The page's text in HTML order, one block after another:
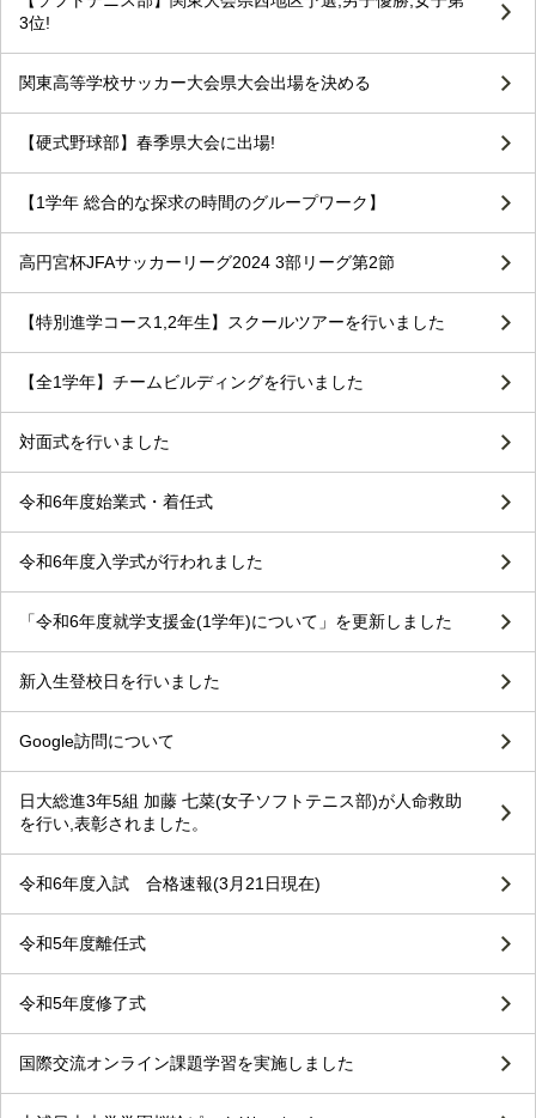
3位!
関東高等学校サッカー大会県大会出場を決める
【硬式野球部】春季県大会に出場!
【1学年 総合的な探求の時間のグループワーク】
高円宮杯JFAサッカーリーグ2024 3部リーグ第2節
【特別進学コース1,2年生】スクールツアーを行いました
【全1学年】チームビルディングを行いました
対面式を行いました
令和6年度始業式・着任式
令和6年度入学式が行われました
「令和6年度就学支援金(1学年)について」を更新しました
新入生登校日を行いました
Google訪問について
日大総進3年5組 加藤 七菜(女子ソフトテニス部)が人命救助
を行い,表彰されました。
令和6年度入試 合格速報(3月21日現在)
令和5年度離任式
令和5年度修了式
国際交流オンライン課題学習を実施しました